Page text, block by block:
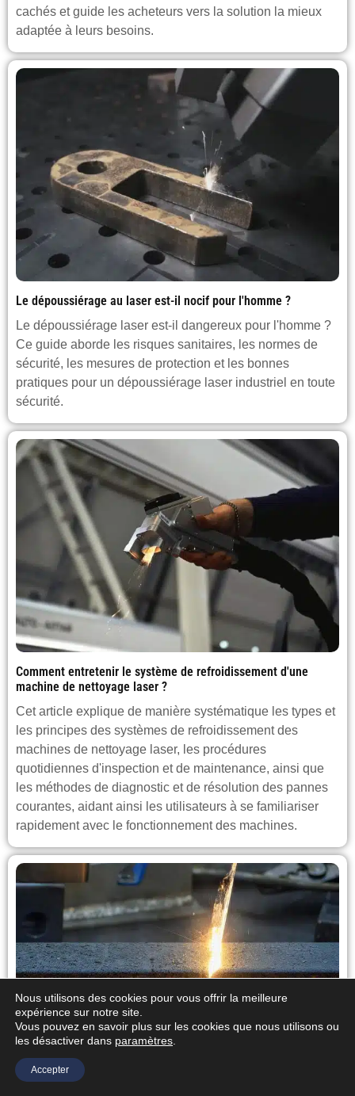
cachés et guide les acheteurs vers la solution la mieux
adaptée à leurs besoins.
Le dépoussiérage au laser est-il nocif pour l'homme ?
Le dépoussiérage laser est-il dangereux pour l'homme ?
Ce guide aborde les risques sanitaires, les normes de
sécurité, les mesures de protection et les bonnes
pratiques pour un dépoussiérage laser industriel en toute
sécurité.
Comment entretenir le système de refroidissement d'une
machine de nettoyage laser ?
Cet article explique de manière systématique les types et
les principes des systèmes de refroidissement des
machines de nettoyage laser, les procédures
quotidiennes d'inspection et de maintenance, ainsi que
les méthodes de diagnostic et de résolution des pannes
courantes, aidant ainsi les utilisateurs à se familiariser
rapidement avec le fonctionnement des machines.
Nous utilisons des cookies pour vous offrir la meilleure
expérience sur notre site.
Vous pouvez en savoir plus sur les cookies que nous utilisons ou
les désactiver dans paramètres
Accepter